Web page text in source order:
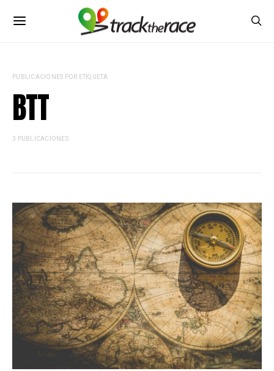
PUBLICACIONES POR ETIQUETA
BTT
3 PUBLICACIONES